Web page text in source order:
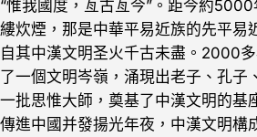
“惟我國度，亙古亙今”。距今約
縷炊煙，那是中華平易近族的先平易
自其中漢文明圣火千古未盡。2000
了一個文明岑嶺，涌現出老子、孔子
一批思惟大師，奠基了中漢文明的基
傳進中國并發揚光年夜，中漢文明構